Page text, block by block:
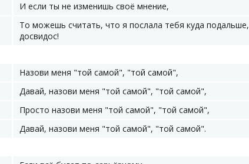
И если ты не изменишь своё мнение,
То можешь считать, что я послала тебя куда подальше,
досвидос!
Назови меня "той самой", "той самой",
Давай, назови меня "той самой", "той самой",
Просто назови меня "той самой", "той самой",
Давай, назови меня "той самой", "той самой".